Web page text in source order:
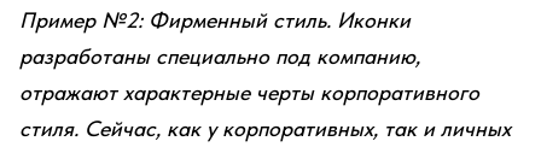
Пример №2: Фирменный стиль. Иконки
разработаны специально под компанию,
отражают характерные черты корпоративного
стиля. Сейчас, как у корпоративных, так и личных